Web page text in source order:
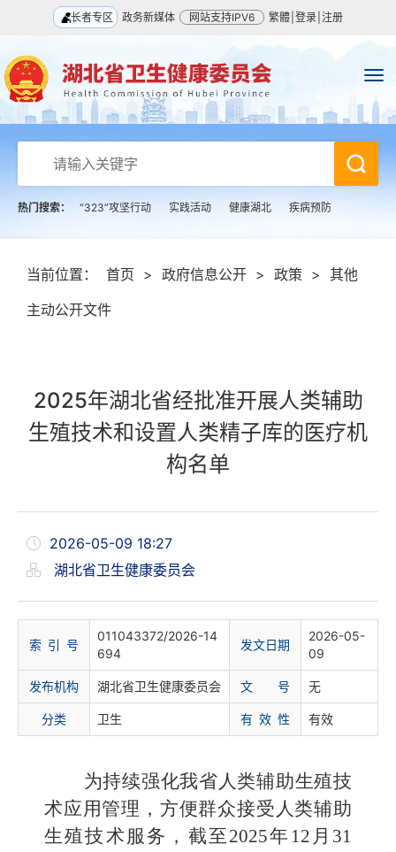
长者专区 政务新媒体 网站支持IPV6 繁體 登录 注册
热门搜索： “323”攻坚行动 实践活动 健康湖北 疾病预防
当前位置： 首页 > 政府信息公开 > 政策 > 其他
主动公开文件
2025年湖北省经批准开展人类辅助
生殖技术和设置人类精子库的医疗机
构名单
2026-05-09 18:27
湖北省卫生健康委员会
索 引 号
011043372/2026-14
694
发文日期
2026-05-
09
发布机构 湖北省卫生健康委员会 文 号 无
分类 卫生 有 效 性 有效
为持续强化我省人类辅助生殖技
术应用管理，方便群众接受人类辅助
生殖技术服务，截至2025年12月31